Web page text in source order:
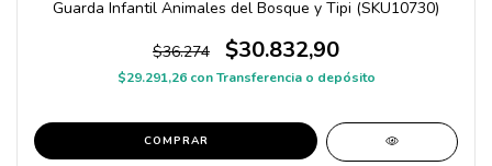
Guarda Infantil Animales del Bosque y Tipi (SKU10730)
$36.274 $30.832,90
$29.291,26 con Transferencia o depósito
COMPRAR